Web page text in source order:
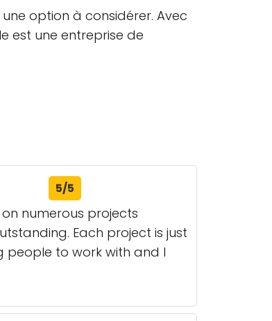
option à considérer. Avec
est une entreprise de
5/5
numerous projects
Each project is just
people to work with and I